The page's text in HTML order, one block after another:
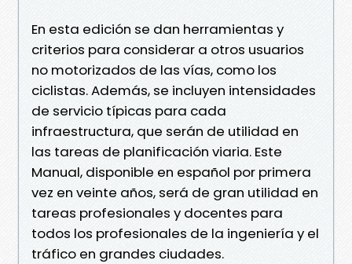
En esta edición se dan herramientas y
criterios para considerar a otros usuarios
no motorizados de las vías, como los
ciclistas. Además, se incluyen intensidades
de servicio típicas para cada
infraestructura, que serán de utilidad en
las tareas de planificación viaria. Este
Manual, disponible en español por primera
vez en veinte años, será de gran utilidad en
tareas profesionales y docentes para
todos los profesionales de la ingeniería y el
tráfico en grandes ciudades.